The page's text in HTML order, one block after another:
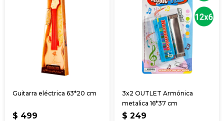
Guitarra eléctrica 63*20 cm
$ 499
3x2 OUTLET Armónica
metalica 16*37 cm
$ 249